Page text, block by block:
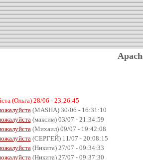
(Ольга) 28/06 - 23:26:45
(MASHA) 30/06 - 16:31:10
(максим) 03/07 - 21:34:59
(Михаил) 09/07 - 19:42:08
(СЕРГЕЙ) 11/07 - 20:08:15
(Никита) 27/07 - 09:34:33
(Никита) 27/07 - 09:37:30